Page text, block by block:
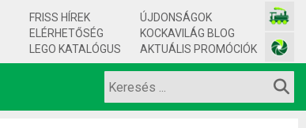
FRISS HÍREK
ELÉRHETŐSÉG
LEGO KATALÓGUS
ÚJDONSÁGOK
KOCKAVILÁG BLOG
AKTUÁLIS PROMÓCIÓK